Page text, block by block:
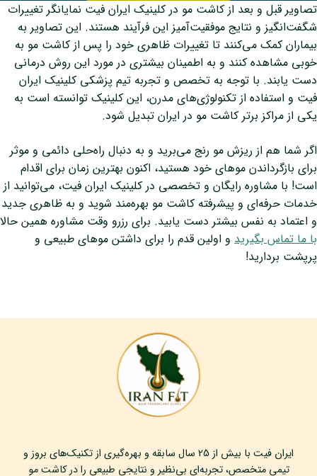
تصاویر قبل و بعد از کاشت مو در کلینیک ایران فیت نمایانگر تغییرات
شگفت‌انگیز و نتایج موفقیت‌آمیز این فرآیند هستند. این تصاویر به
بیماران کمک می‌کنند تا تغییرات ظاهری خود را پس از کاشت مو به
خوبی مشاهده کنند و به اطمینان بیشتری در مورد این روش درمانی
دست یابند. با توجه به تخصص و تجربه تیم پزشکی کلینیک ایران
فیت و استفاده از تکنولوژی‌های مدرن، این کلینیک توانسته است به
یکی از مراکز برتر کاشت مو در ایران تبدیل شود.
اگر شما هم از ریزش مو رنج می‌برید و به دنبال راه‌حلی دائمی و موثر
برای بازگرداندن موهای خود هستید، اکنون بهترین زمان برای اقدام
است! با مشاوره رایگان و تخصصی در کلینیک ایران فیت، می‌توانید از
خدمات حرفه‌ای و پیشرفته کاشت مو بهره‌مند شوید و به ظاهری جدید
و اعتماد به نفس بیشتر دست یابید. برای رزرو وقت مشاوره همین حالا
با ما تماس بگیرید و اولین قدم را برای داشتن موهای طبیعی و
پرپشت بردارید!
ایران فیت با بیش از 25 سال سابقه و بهره‌گیری از تکنیک‌های بروز و
تیمی متخصص، تجربه‌ای بی‌نظیر و نتایجی طبیعی را در کاشت مو